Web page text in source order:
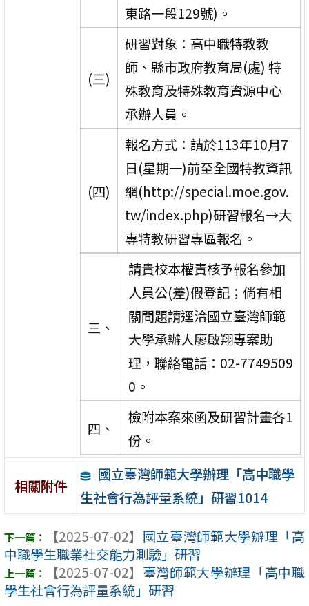
東路一段129號)。
(三)
研習對象：高中職特教教
師、縣市政府教育局(處) 特
殊教育及特殊教育資源中心
承辦人員。
(四)
報名方式：請於113年10月7
日(星期一)前至全國特教資訊
網(http://special.moe.gov.
tw/index.php)研習報名→大
專特教研習專區報名。
三、
請貴校本權責核予報名參加
人員公(差)假登記；倘有相
關問題請逕洽國立臺灣師範
大學承辦人廖啟翔專案助
理，聯絡電話：02-7749509
0。
四、
檢附本案來函及研習計畫各1
份。
相關附件
國立臺灣師範大學辦理「高中職學
生社會行為評量系統」研習1014
【2025-07-02】 國立臺灣師範大學辦理「高
中職學生職業社交能力測驗」研習
【2025-07-02】 臺灣師範大學辦理「高中職
學生社會行為評量系統」研習